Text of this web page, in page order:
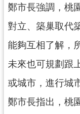
鄭市長強調，桃
對立、築巢取代
能夠互相了解，
未來也可規劃跟
或城市，進行城
鄭市長指出，桃